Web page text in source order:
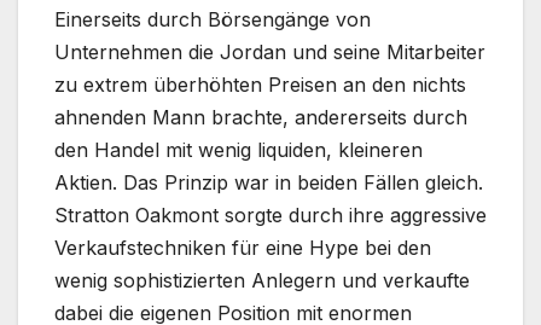
Einerseits durch Börsengänge von
Unternehmen die Jordan und seine Mitarbeiter
zu extrem überhöhten Preisen an den nichts
ahnenden Mann brachte, andererseits durch
den Handel mit wenig liquiden, kleineren
Aktien. Das Prinzip war in beiden Fällen gleich.
Stratton Oakmont sorgte durch ihre aggressive
Verkaufstechniken für eine Hype bei den
wenig sophistizierten Anlegern und verkaufte
dabei die eigenen Position mit enormen